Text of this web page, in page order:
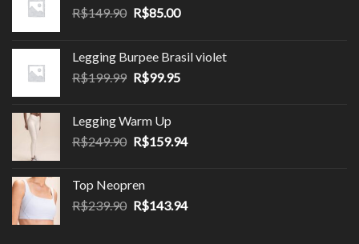
R$149.90 O
era:
R$149.90.
R$85.00O
é:
R$85.00.
Legging Burpee Brasil violet
R$199.99 O
era:
R$199.99.
R$99.95O
R$99.95.
Legging Warm Up
R$249.90 O
era:
R$249.90.
R$159.94O
R$159.94.
Top Neopren
R$239.90 O
R$143.94O